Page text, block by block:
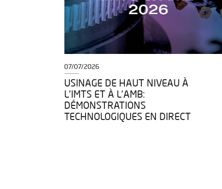
07/07/2026
USINAGE DE HAUT NIVEAU À
L'IMTS ET À L'AMB:
DÉMONSTRATIONS
TECHNOLOGIQUES EN DIRECT